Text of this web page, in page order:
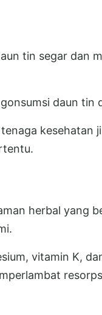
tin segar dan
daun tin
kesehatan
herbal yang
vitamin K,